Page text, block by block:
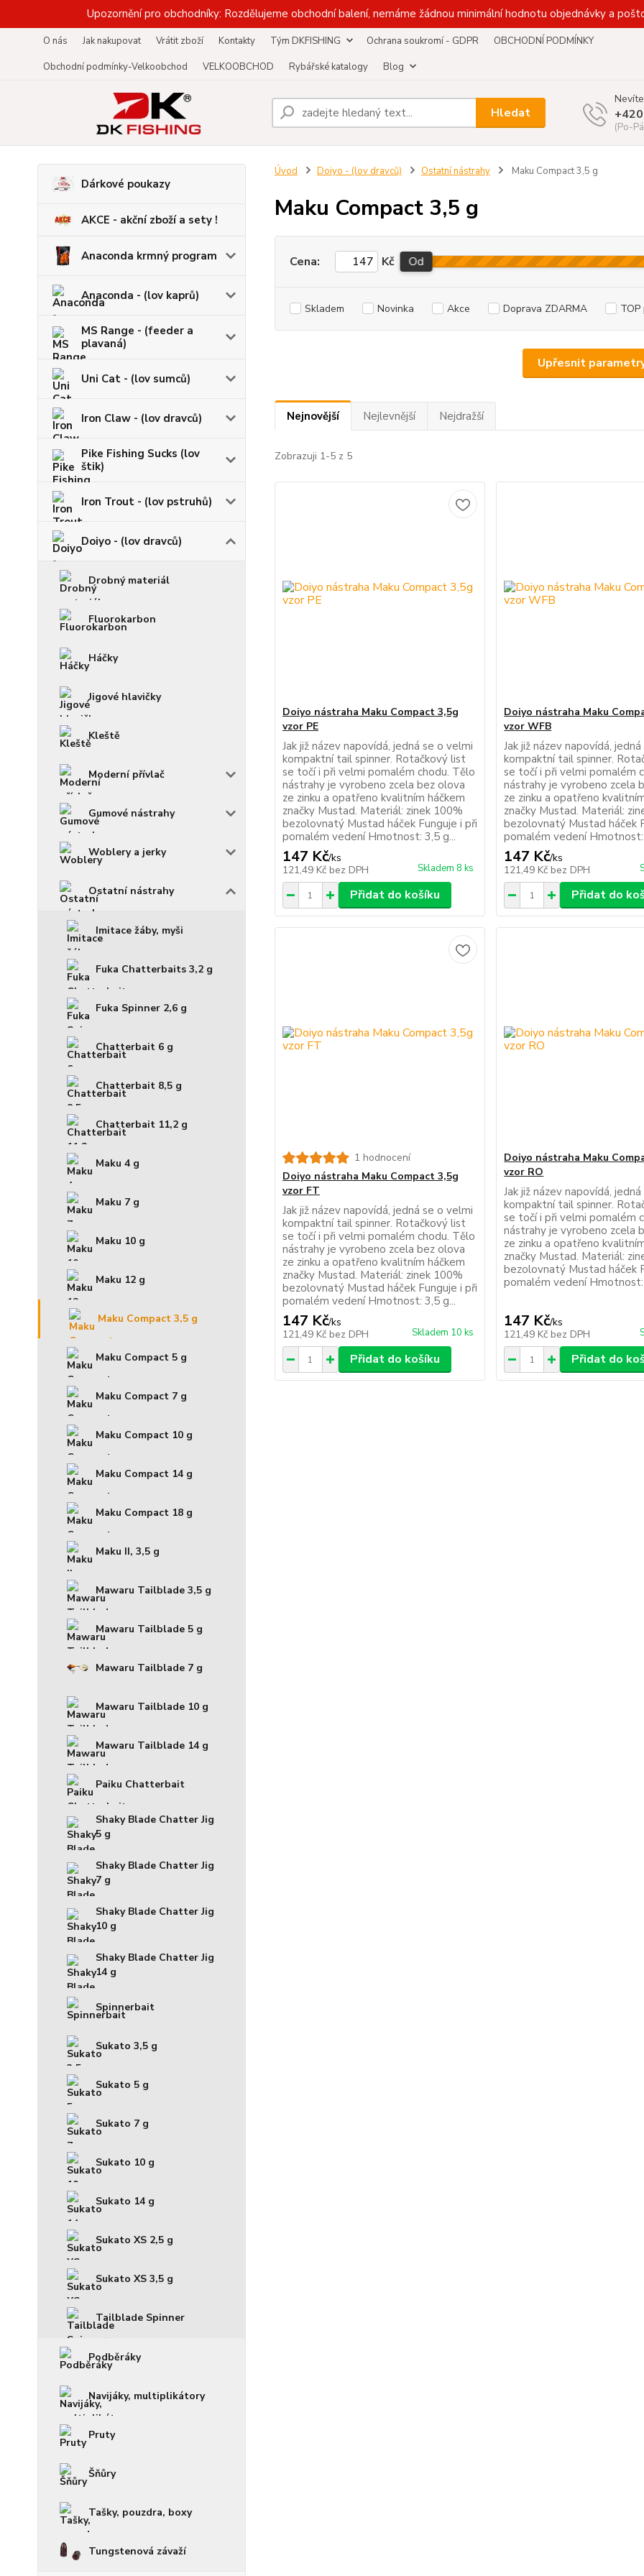
Upozornění pro obchodníky: Rozdělujeme obchodní balení, nemáme žádnou minimální hodnotu objednávky a
O nás Jak nakupovat Vrátit zboží Kontakty Tým DKFISHING Ochrana soukromí - GDPR
OBCHODNÍ PODMÍNKY
Obchodní podmínky-Velkoobchod
VELKOOBCHOD Rybářské katalogy Blog
Hledat
(Po-
Dárkové poukazy
AKCE - akční zboží a sety !
Anaconda krmný program
Anaconda - (lov kaprů)
MS Range - (feeder a
plavaná)
Uni Cat - (lov sumců)
Iron Claw - (lov dravců)
Pike Fishing Sucks (lov
štik)
Iron Trout - (lov pstruhů)
Doiyo - (lov dravců)
Drobný materiál
Fluorokarbon
Háčky
Jigové hlavičky
Kleště
Moderní přívlač
Gumové nástrahy
Woblery a jerky
Ostatní nástrahy
Imitace žáby, myši
Fuka Chatterbaits 3,2 g
Fuka Spinner 2,6 g
Chatterbait 6 g
Chatterbait 8,5 g
Chatterbait 11,2 g
Maku 4 g
Maku 7 g
Maku 10 g
Maku 12 g
Maku Compact 3,5 g
Maku Compact 5 g
Maku Compact 7 g
Maku Compact 10 g
Maku Compact 14 g
Maku Compact 18 g
Maku II, 3,5 g
Mawaru Tailblade 3,5 g
Mawaru Tailblade 5 g
Mawaru Tailblade 7 g
Mawaru Tailblade 10 g
Mawaru Tailblade 14 g
Paiku Chatterbait
Shaky Blade Chatter Jig
5 g
Shaky Blade Chatter Jig
7 g
Shaky Blade Chatter Jig
10 g
Shaky Blade Chatter Jig
14 g
Spinnerbait
Sukato 3,5 g
Sukato 5 g
Sukato 7 g
Sukato 10 g
Sukato 14 g
Sukato XS 2,5 g
Sukato XS 3,5 g
Tailblade Spinner
Podběráky
Navijáky, multiplikátory
Pruty
Šňůry
Tašky, pouzdra, boxy
Tungstenová závaží
Úvod Doiyo - (lov dravců) Ostatní nástrahy Maku Compact 3,5 g
Maku Compact 3,5 g
Upřesnit
Cena: Kč Od
Skladem Novinka Akce Doprava ZDARMA
Nejnovější Nejlevnější Nejdražší
Zobrazuji 1-5 z 5
Doiyo nástraha Maku Compact 3,5g
vzor PE
Jak již název napovídá, jedná se o velmi
kompaktní tail spinner. Rotačkový list
se točí i při velmi pomalém chodu. Tělo
nástrahy je vyrobeno zcela bez olova
ze zinku a opatřeno kvalitním háčkem
značky Mustad. Materiál: zinek 100%
bezolovnatý Mustad háček Funguje i při
pomalém vedení Hmotnost: 3,5 g...
147 Kč/ks
121,49 Kč bez DPH Skladem 8 ks
Přidat do košíku
Doiyo nástraha Maku
vzor WFB
Jak již název napovídá,
kompaktní tail spinner.
se točí i při velmi pomalém
nástrahy je vyrobeno zcela
ze zinku a opatřeno
značky Mustad. Materiál:
bezolovnatý Mustad háček
pomalém vedení Hmotnost:
147 Kč/ks
121,49 Kč bez DPH
Přidat do
1 hodnocení
Doiyo nástraha Maku Compact 3,5g
vzor FT
Jak již název napovídá, jedná se o velmi
kompaktní tail spinner. Rotačkový list
se točí i při velmi pomalém chodu. Tělo
nástrahy je vyrobeno zcela bez olova
ze zinku a opatřeno kvalitním háčkem
značky Mustad. Materiál: zinek 100%
bezolovnatý Mustad háček Funguje i při
pomalém vedení Hmotnost: 3,5 g...
147 Kč/ks
121,49 Kč bez DPH Skladem 10 ks
Přidat do košíku
Doiyo nástraha Maku
vzor RO
Jak již název napovídá,
kompaktní tail spinner.
se točí i při velmi pomalém
nástrahy je vyrobeno zcela
ze zinku a opatřeno
značky Mustad. Materiál:
bezolovnatý Mustad háček
pomalém vedení Hmotnost:
147 Kč/ks
121,49 Kč bez DPH
Přidat do